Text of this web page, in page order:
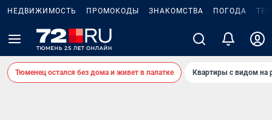
НЕДВИЖИМОСТЬ ПРОМОКОДЫ ЗНАКОМСТВА ПОГОДА
Тюменец остался без дома и живет в палатке Квартиры с видом на